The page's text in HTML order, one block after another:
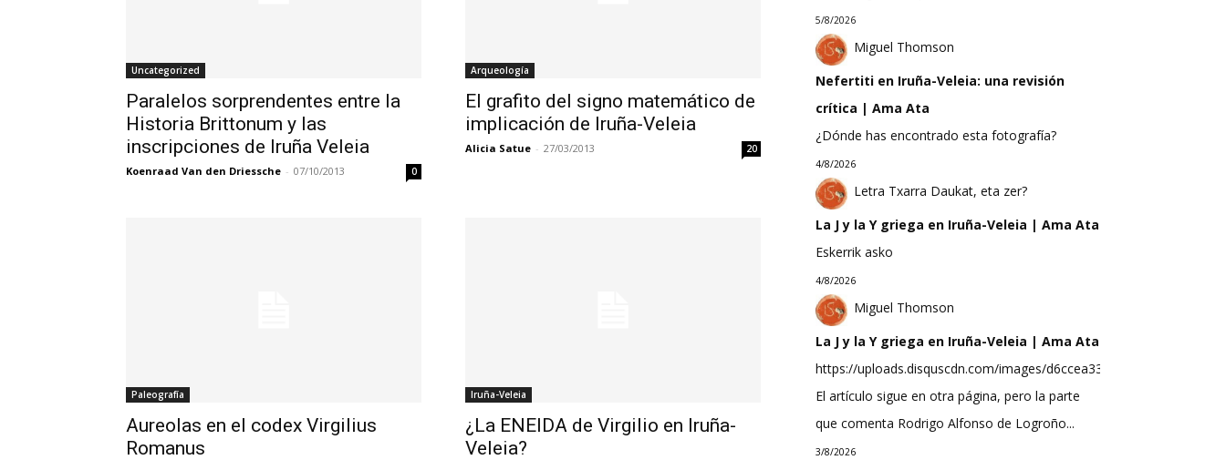
Uncategorized
Paralelos sorprendentes entre la
Historia Brittonum y las
inscripciones de Iruña Veleia
Koenraad Van den Driessche - 07/10/2013 0
Arqueología
El grafito del signo matemático de
implicación de Iruña-Veleia
Alicia Satue - 27/03/2013 20
Paleografía
Aureolas en el codex Virgilius
Romanus
Iruña-Veleia
¿La ENEIDA de Virgilio en Iruña-
Veleia?
5/8/2026
Miguel Thomson
Nefertiti en Iruña-Veleia: una revisión
crítica | Ama Ata
¿Dónde has encontrado esta fotografía?
4/8/2026
Letra Txarra Daukat, eta zer?
La J y la Y griega en Iruña-Veleia | Ama Ata
Eskerrik asko
4/8/2026
Miguel Thomson
La J y la Y griega en Iruña-Veleia | Ama Ata
https://uploads.disquscdn.com/images/
El artículo sigue en otra página, pero la parte
que comenta Rodrigo Alfonso de Logroño...
3/8/2026